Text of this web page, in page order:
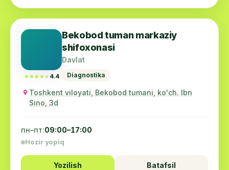
★★★★★
★★★★★ 4.4
Bekobod tuman markaziy
shifoxonasi
Davlat
Diagnostika
Toshkent viloyati, Bekobod tumani, ko'ch. Ibn
Sino, 3d
пн–пт:09:00–17:00
Hozir yopiq
Yozilish Batafsil